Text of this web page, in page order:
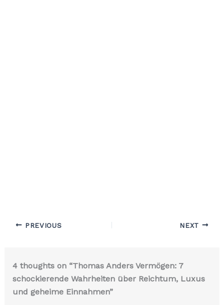
PREVIOUS NEXT
4 thoughts on “Thomas Anders Vermögen: 7
schockierende Wahrheiten über Reichtum, Luxus
und geheime Einnahmen”